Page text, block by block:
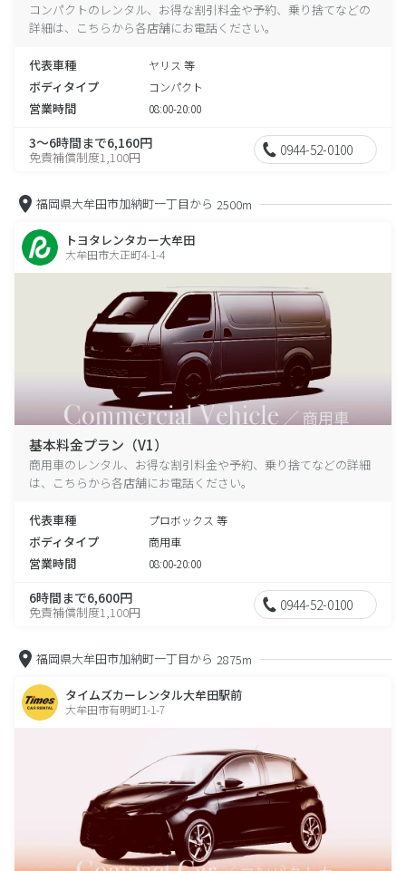
コンパクトのレンタル、お得な割引料金や予約、乗り捨てなどの
詳細は、こちらから各店舗にお電話ください。
代表車種 ヤリス 等
ボディタイプ コンパクト
営業時間 08:00-20:00
3～6時間まで6,160円
免責補償制度1,100円 0944-52-0100
福岡県大牟田市加納町一丁目から 2500m
トヨタレンタカー大牟田
大牟田市大正町4-1-4
基本料金プラン（V1）
商用車のレンタル、お得な割引料金や予約、乗り捨てなどの詳細
は、こちらから各店舗にお電話ください。
代表車種 プロボックス 等
ボディタイプ 商用車
営業時間 08:00-20:00
6時間まで6,600円
免責補償制度1,100円 0944-52-0100
福岡県大牟田市加納町一丁目から 2875m
タイムズカーレンタル大牟田駅前
大牟田市有明町1-1-7